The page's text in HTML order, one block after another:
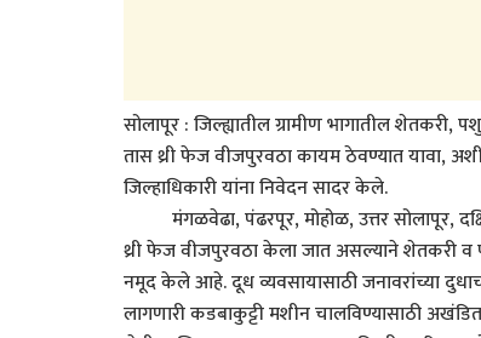
सोलापूर : जिल्ह्यातील ग्रामीण भागातील शेतकरी,
तास थ्री फेज वीजपुरवठा कायम ठेवण्यात यावा,
जिल्हाधिकारी यांना निवेदन सादर केले.
मंगळवेढा, पंढरपूर, मोहोळ, उत्तर सोलापूर,
थ्री फेज वीजपुरवठा केला जात असल्याने शेतकरी व
नमूद केले आहे. दूध व्यवसायासाठी जनावरांच्या
लागणारी कडबाकुट्टी मशीन चालविण्यासाठी